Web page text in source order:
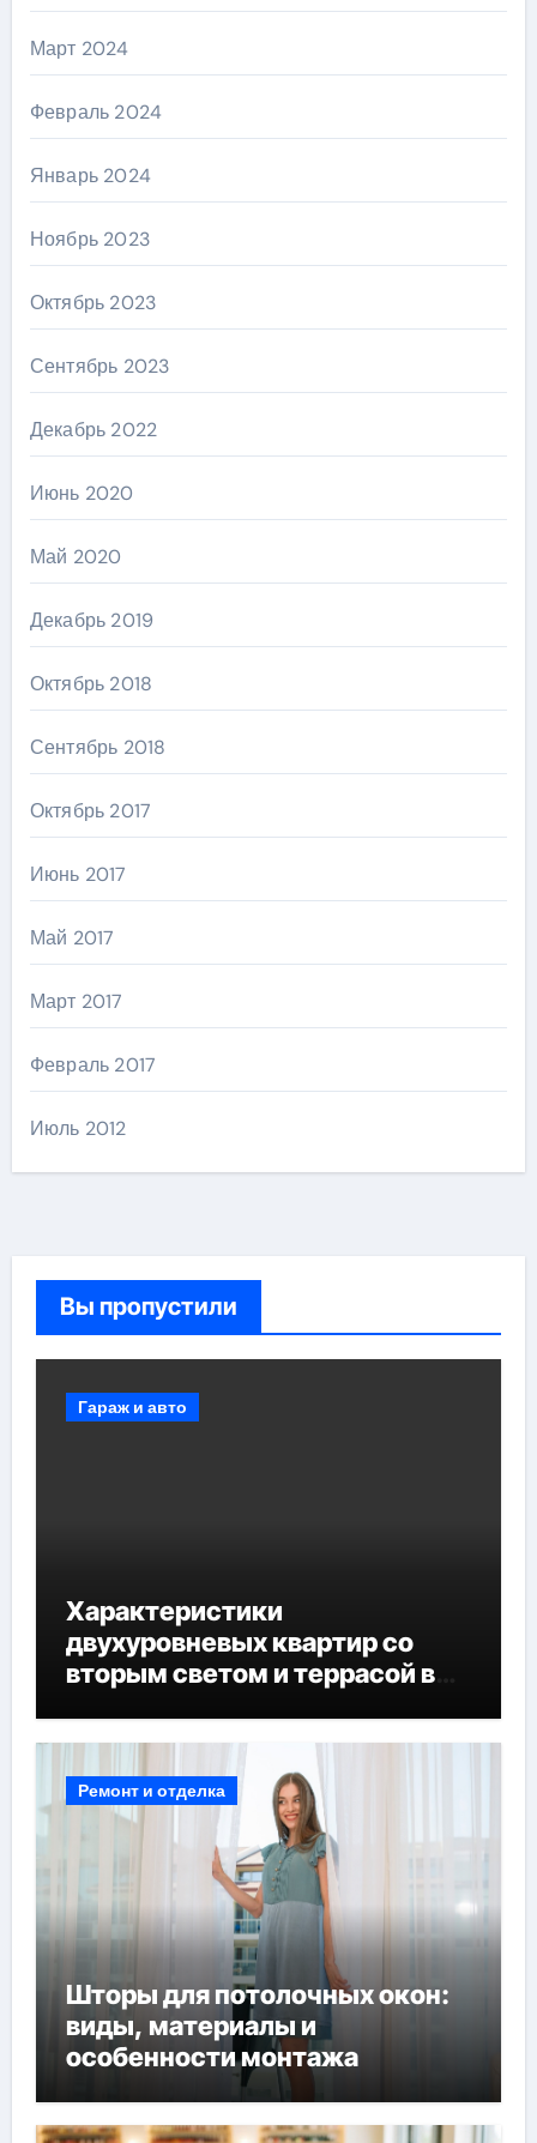
Март 2024
Февраль 2024
Январь 2024
Ноябрь 2023
Октябрь 2023
Сентябрь 2023
Декабрь 2022
Июнь 2020
Май 2020
Декабрь 2019
Октябрь 2018
Сентябрь 2018
Октябрь 2017
Июнь 2017
Май 2017
Март 2017
Февраль 2017
Июль 2012
Вы пропустили
Гараж и авто
Характеристики
двухуровневых квартир со
вторым светом и террасой в
Ремонт и отделка
Шторы для потолочных окон:
виды, материалы и
особенности монтажа